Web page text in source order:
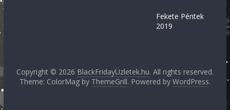
Fekete Péntek
2019
Copyright © 2026 BlackFridayÜzletek.hu. All rights reserved.
Theme: ColorMag by ThemeGrill. Powered by WordPress.